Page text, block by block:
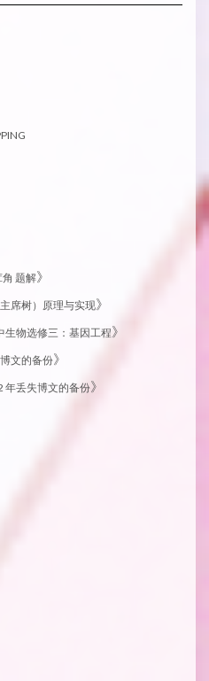
题解》
席树）原理与实现》
生物选修三：基因工程》
文的备份》
年丢失博文的备份》